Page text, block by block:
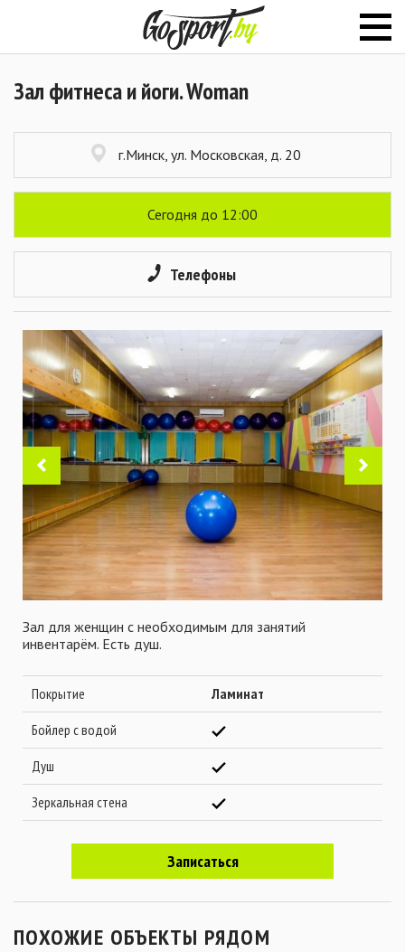
Зал фитнеса и йоги. Woman
г.Минск, ул. Московская, д. 20
Сегодня до 12:00
Телефоны
Зал для женщин с необходимым для занятий
инвентарём. Есть душ.
Покрытие
Ламинат
Бойлер с водой
Душ
Зеркальная стена
Записаться
ПОХОЖИЕ ОБЪЕКТЫ РЯДОМ